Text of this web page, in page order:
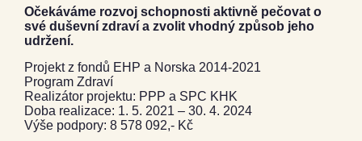
Očekáváme rozvoj schopnosti aktivně pečovat o
své duševní zdraví a zvolit vhodný způsob jeho
udržení.
Projekt z fondů EHP a Norska 2014-2021
Program Zdraví
Realizátor projektu: PPP a SPC KHK
Doba realizace: 1. 5. 2021 – 30. 4. 2024
Výše podpory: 8 578 092,- Kč